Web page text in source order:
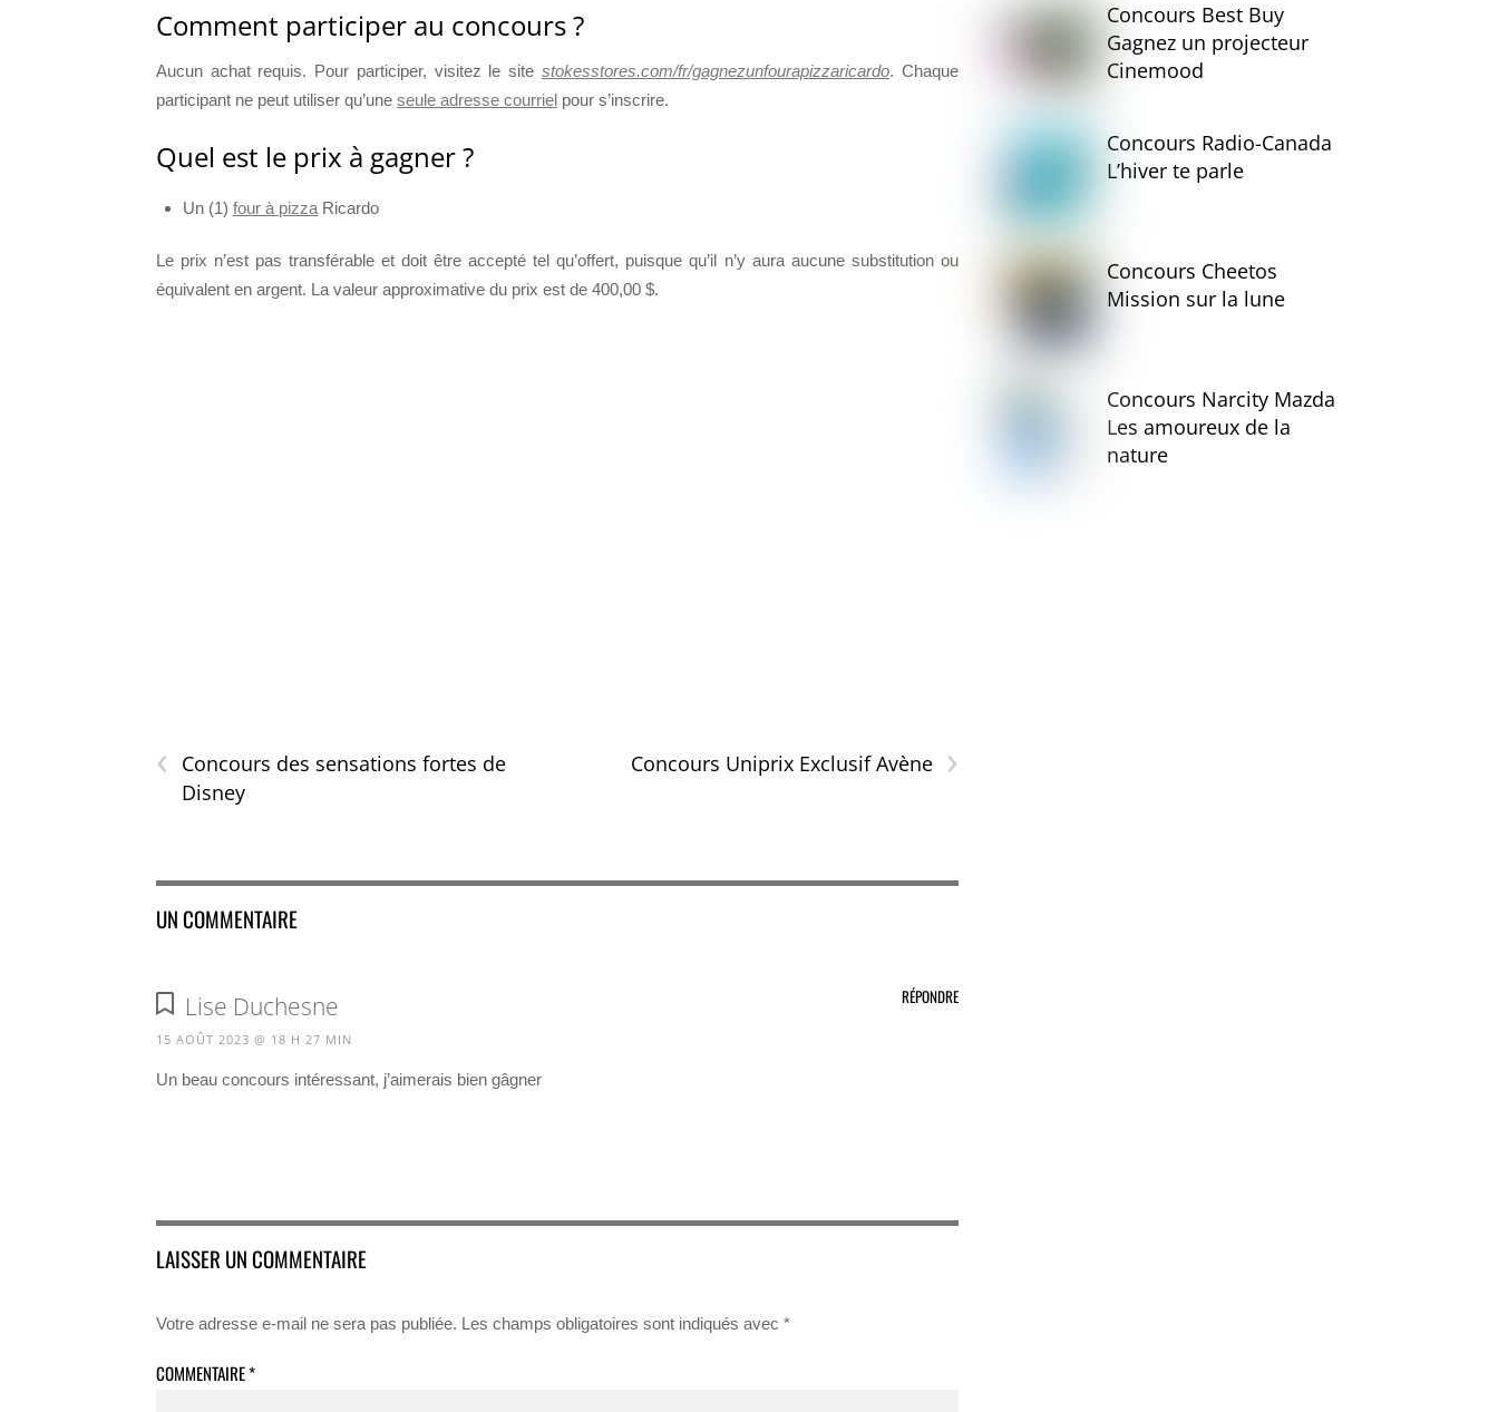
Comment participer au concours ?
Aucun achat requis. Pour participer, visitez le site stokesstores.com/fr/gagnezunfourapizzaricardo. Chaque
participant ne peut utiliser qu’une seule adresse courriel pour s’inscrire.
Quel est le prix à gagner ?
Un (1) four à pizza Ricardo
Le prix n’est pas transférable et doit être accepté tel qu’offert, puisque qu’il n’y aura aucune substitution ou
équivalent en argent. La valeur approximative du prix est de 400,00 $.
‹
Concours des sensations fortes de
Disney
›
Concours Uniprix Exclusif Avène
UN COMMENTAIRE
Lise Duchesne
15 AOÛT 2023 @ 18 H 27 MIN
Un beau concours intéressant, j’aimerais bien gâgner
RÉPONDRE
LAISSER UN COMMENTAIRE
Votre adresse e-mail ne sera pas publiée. Les champs obligatoires sont indiqués avec *
COMMENTAIRE*
Concours Best Buy
Gagnez un projecteur
Cinemood
Concours Radio-Canada
L’hiver te parle
Concours Cheetos
Mission sur la lune
Concours Narcity Mazda
Les amoureux de la
nature